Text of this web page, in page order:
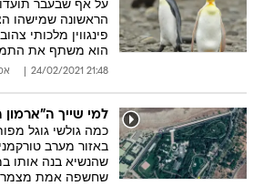
על אף שבעבר
הראשונה שמישהו
פינגווין מלכותי
הוא משתף את
21:48 24/02/2021
למי שייך
כמה גולשי גוגל
באזור מערב
שהנשיא בנה אותו
שחשפה אמת